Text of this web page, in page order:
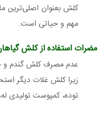
کلش بعنوان اصلی‌ترین
مهم و حیاتی است.
مضرات استفاده از کلش
عدم مصرف کلش گندم و
زیرا کلش غلات دیگر
توده، کمپوست تولیدی